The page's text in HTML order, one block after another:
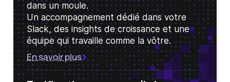
dans un moule.
Un accompagnement dédié dans votre
Slack, des insights de croissance et une
équipe qui travaille comme la vôtre.
En savoir plus